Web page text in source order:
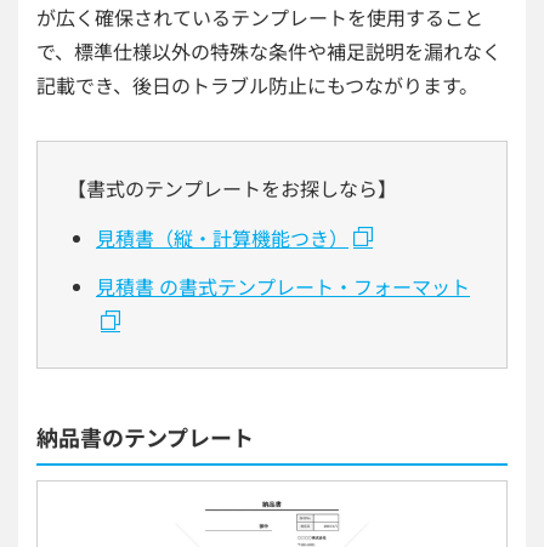
が広く確保されているテンプレートを使用すること
で、標準仕様以外の特殊な条件や補足説明を漏れなく
記載でき、後日のトラブル防止にもつながります。
【書式のテンプレートをお探しなら】
見積書（縦・計算機能つき）
見積書 の書式テンプレート・フォーマット
納品書のテンプレート